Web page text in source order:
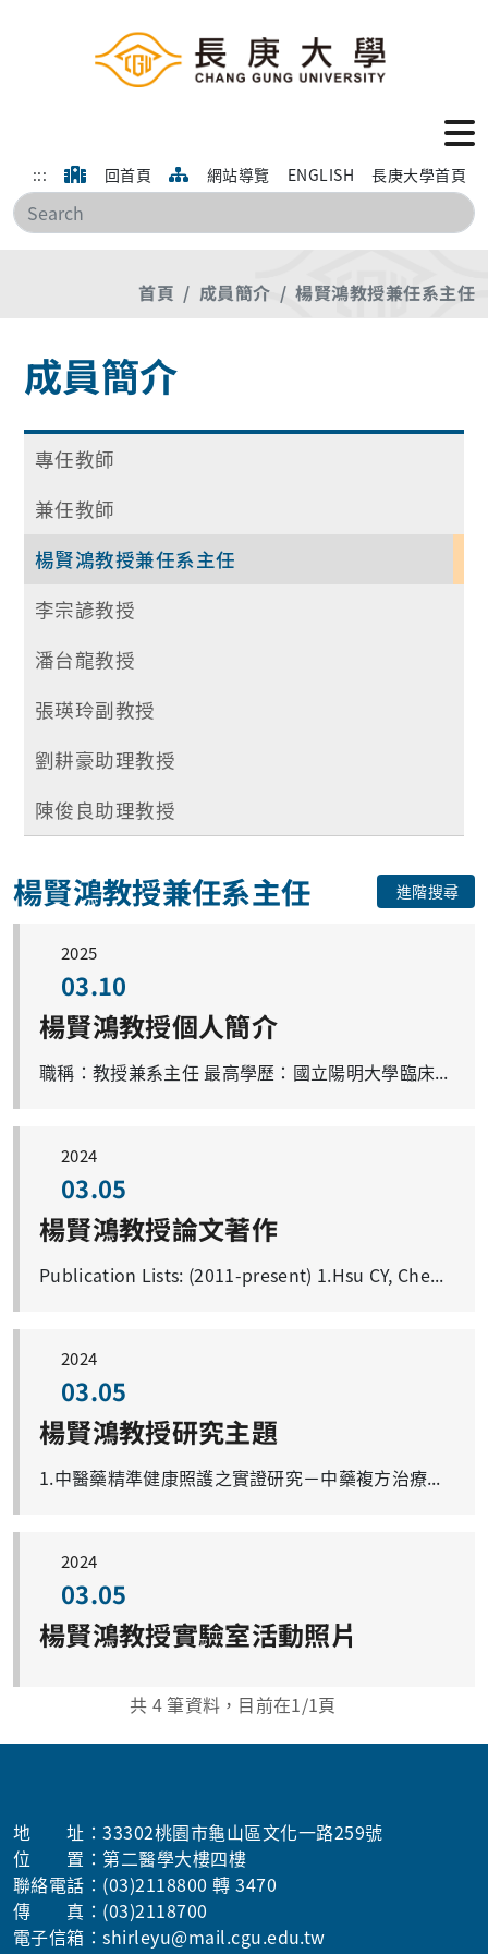
::: 回首頁 網站導覽 ENGLISH 長庚大學首頁
搜
首頁 成員簡介 楊賢鴻教授兼任系主任
成員簡介
專任教師
兼任教師
楊賢鴻教授兼任系主任
李宗諺教授
潘台龍教授
張瑛玲副教授
劉耕豪助理教授
陳俊良助理教授
楊賢鴻教授兼任系主任 進階搜尋
2025
03.10
楊賢鴻教授個人簡介
職稱：教授兼系主任 最高學歷：國立陽明大學臨床醫學研究所博士 學校分機號碼：03-2118800 分機3398 電子郵件帳號：dryang@mail.cgu.edu.tw 研究專長：過敏性疾病免疫調節機轉研究(過敏性鼻炎、氣喘、免疫風濕疾病、退化性關節炎、慢性腎炎) 現有研究室成員： 博士班研究生3人 碩士班研究生2人
2024
03.05
楊賢鴻教授論文著作
Publication Lists: (2011-
2024
03.05
楊賢鴻教授研究主題
1.中醫藥精準健康照護之實證研究－中藥複方治療異位性皮膚炎之療效評估暨免疫調節機轉、代謝體學及藥物動力學探討 2.輔導中醫臨床技能測驗及師資培訓計畫 3.探討中藥新藥研發及臨床療效評估模式計畫-以過敏性鼻炎中藥新複方治療為例
2024
03.05
楊賢鴻教授實驗室活動照片
共 4 筆資料，目前在1/1頁
地 址：33302桃園市龜山區文化一路259號
位 置：第二醫學大樓四樓
聯絡電話：(03)2118800 轉 3470
傳 真：(03)2118700
電子信箱：shirleyu@mail.cgu.edu.tw